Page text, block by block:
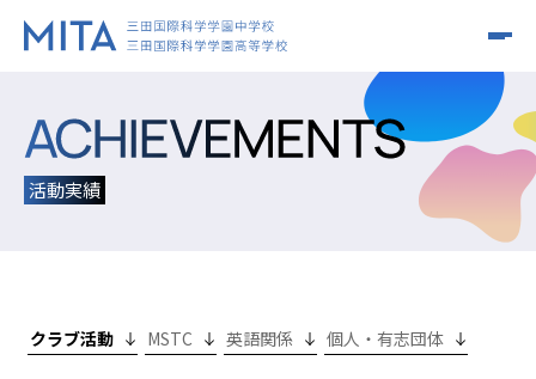
MITAについて
MITAについて
沿革
MITAの学びとは？
THINK & ACT
クラス&コース
進路・キャリア
活動実績
クラブ活動 MSTC 英語関係 個人・有志団体